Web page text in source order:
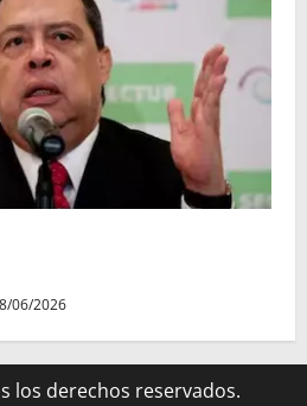
06/2026
los derechos reservados.